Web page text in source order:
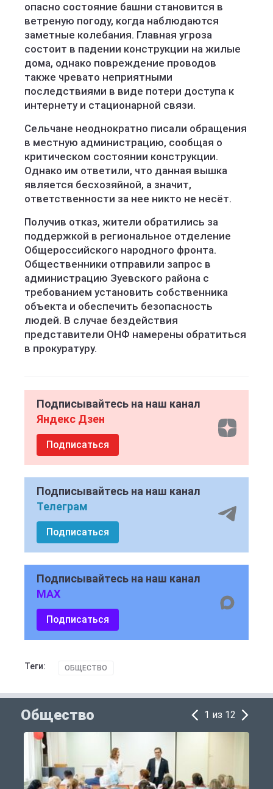
опасно состояние башни становится в
ветреную погоду, когда наблюдаются
заметные колебания. Главная угроза
состоит в падении конструкции на жилые
дома, однако повреждение проводов
также чревато неприятными
последствиями в виде потери доступа к
интернету и стационарной связи.
Сельчане неоднократно писали обращения
в местную администрацию, сообщая о
критическом состоянии конструкции.
Однако им ответили, что данная вышка
является бесхозяйной, а значит,
ответственности за нее никто не несёт.
Получив отказ, жители обратились за
поддержкой в региональное отделение
Общероссийского народного фронта.
Общественники отправили запрос в
администрацию Зуевского района с
требованием установить собственника
объекта и обеспечить безопасность
людей. В случае бездействия
представители ОНФ намерены обратиться
в прокуратуру.
Подписывайтесь на наш канал
Яндекс Дзен
Подписаться
Подписывайтесь на наш канал
Телеграм
Подписаться
Подписывайтесь на наш канал
MAX
Подписаться
Теги: ОБЩЕСТВО
Общество 1 из 12